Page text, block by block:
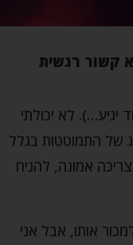
קשור רגשית
לא יכולתי
של התמוטטות בגלל
אמונה, להניח
אותו, אבל אני